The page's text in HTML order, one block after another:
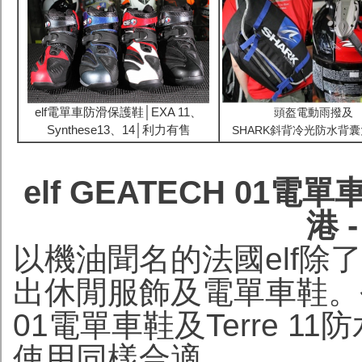
elf電單車防滑保護鞋│EXA 11、
Synthese13、14│利力有售
頭盔電動雨撥及
SHARK斜背冷光防水背
elf GEATECH 01電單
港
以機油聞名的法國elf除
出休閒服飾及電單車鞋
01電單車鞋及Terre 11